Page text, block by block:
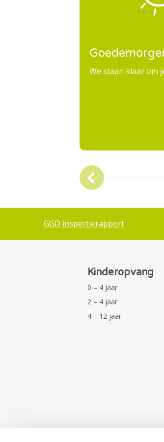
We staan klaar om
GGD inspectierapport
Kinderopvang
0 – 4 jaar
2 – 4 jaar
4 – 12 jaar